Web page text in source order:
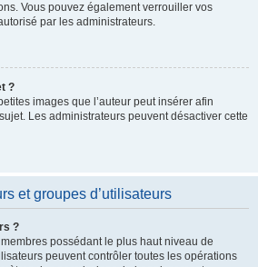
Vous pouvez également verrouiller vos
par les administrateurs.
?
images que l’auteur peut insérer afin
Les administrateurs peuvent désactiver cette
et groupes d’utilisateurs
?
possédant le plus haut niveau de
peuvent contrôler toutes les opérations